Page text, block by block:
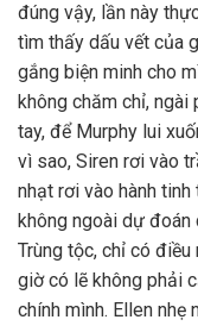
đúng vậy, lần này
tìm thấy dấu vết của
gắng biện minh cho
không chăm chỉ, ngài
tay, để Murphy lui
vì sao, Siren rơi vào
nhạt rơi vào hành tinh
không ngoài dự
Trùng tộc, chỉ có
giờ có lẽ không phải
chính mình. Ellen nhẹ